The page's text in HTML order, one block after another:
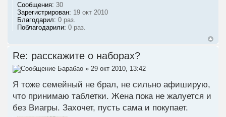
Сообщения: 30
Зарегистрирован: 19 окт 2010
Благодарил: 0 раз.
Поблагодарили: 0 раз.
Re: расскажите о наборах?
Барабао » 29 окт 2010, 13:42
Я тоже семейный не брал, не сильно афиширую,
что принимаю таблетки. Жена пока не жалуется и
без Виагры. Захочет, пусть сама и покупает.